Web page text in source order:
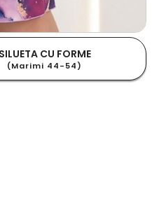
SILUETA CU FORME
(Marimi 44-54)